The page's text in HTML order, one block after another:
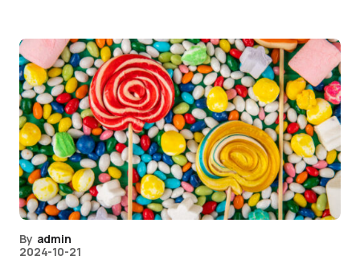
By admin
2024-10-21